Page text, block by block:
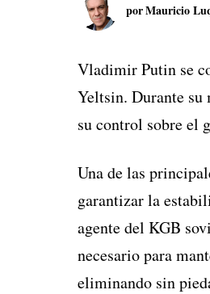
porMauricio
Vladimir Putin se
Yeltsin. Durante su
su control sobre el
Una de las
garantizar la
agente del KGB
necesario para
eliminando sin